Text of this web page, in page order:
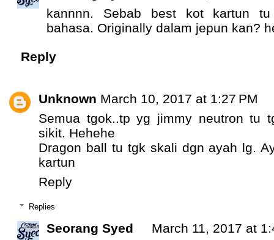
kannnn. Sebab best kot kartun
bahasa. Originally dalam jepun kan?
Reply
Unknown March 10, 2017 at 1:27 PM
Semua tgok..tp yg jimmy neutron tu
sikit. Hehehe
Dragon ball tu tgk skali dgn ayah lg.
kartun
Reply
Replies
Seorang Syed
March 11, 2017 at